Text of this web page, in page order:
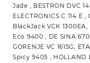
Jade , BESTRON DVC
ELECTRONICS C 114 E
BlackJack VCK
Eco 9400 , DE SINA
GORENJE VC 1615G,
Spicy 9405 , HOLLAND